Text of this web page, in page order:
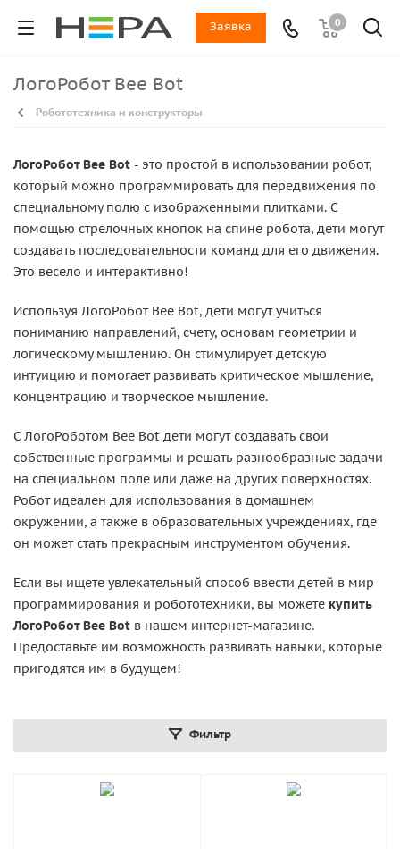
0
Заявка
ЛогоРобот Bee Bot
Робототехника и конструкторы
ЛогоРобот Bee Bot - это простой в использовании робот,
который можно программировать для передвижения по
специальному полю с изображенными плитками. С
помощью стрелочных кнопок на спине робота, дети могут
создавать последовательности команд для его движения.
Это весело и интерактивно!
Используя ЛогоРобот Bee Bot, дети могут учиться
пониманию направлений, счету, основам геометрии и
логическому мышлению. Он стимулирует детскую
интуицию и помогает развивать критическое мышление,
концентрацию и творческое мышление.
С ЛогоРоботом Bee Bot дети могут создавать свои
собственные программы и решать разнообразные задачи
на специальном поле или даже на других поверхностях.
Робот идеален для использования в домашнем
окружении, а также в образовательных учреждениях, где
он может стать прекрасным инструментом обучения.
Если вы ищете увлекательный способ ввести детей в мир
программирования и робототехники, вы можете купить
ЛогоРобот Bee Bot в нашем интернет-магазине.
Предоставьте им возможность развивать навыки, которые
пригодятся им в будущем!
Фильтр